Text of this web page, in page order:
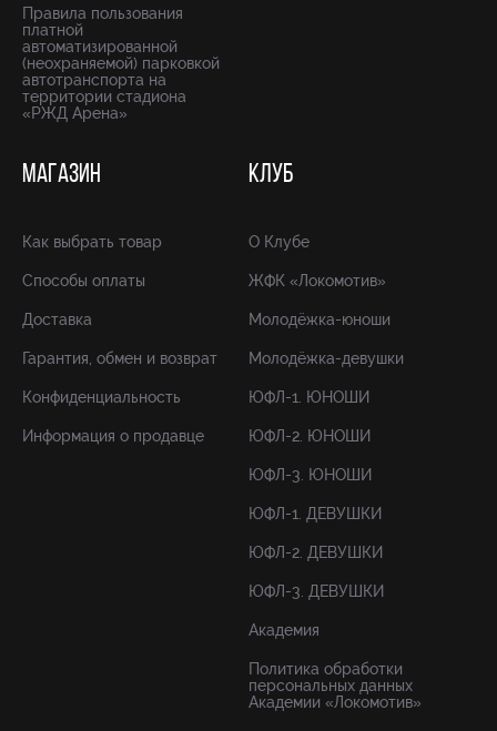
Правила пользования
платной
автоматизированной
(неохраняемой) парковкой
автотранспорта на
территории стадиона
«РЖД Арена»
МАГАЗИН
Как выбрать товар
Способы оплаты
Доставка
Гарантия, обмен и возврат
Конфиденциальность
Информация о продавце
КЛУБ
О Клубе
ЖФК «Локомотив»
Молодёжка-юноши
Молодёжка-девушки
ЮФЛ-1. ЮНОШИ
ЮФЛ-2. ЮНОШИ
ЮФЛ-3. ЮНОШИ
ЮФЛ-1. ДЕВУШКИ
ЮФЛ-2. ДЕВУШКИ
ЮФЛ-3. ДЕВУШКИ
Академия
Политика обработки
персональных данных
Академии «Локомотив»